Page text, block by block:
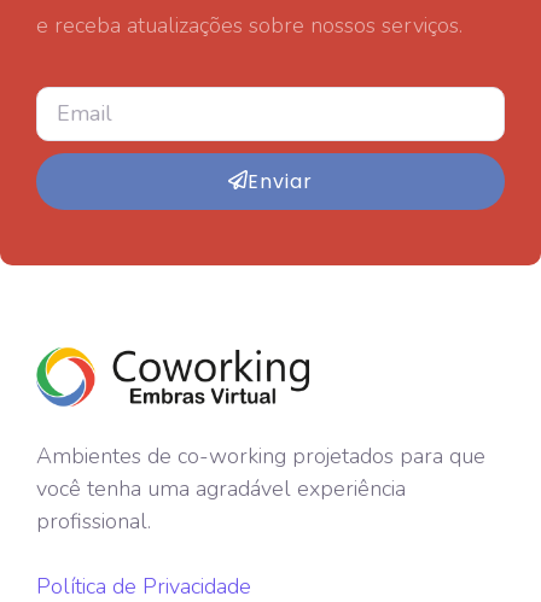
e receba atualizações sobre nossos serviços.
Enviar
Ambientes de co-working projetados para que
você tenha uma agradável experiência
profissional.
Política de Privacidade